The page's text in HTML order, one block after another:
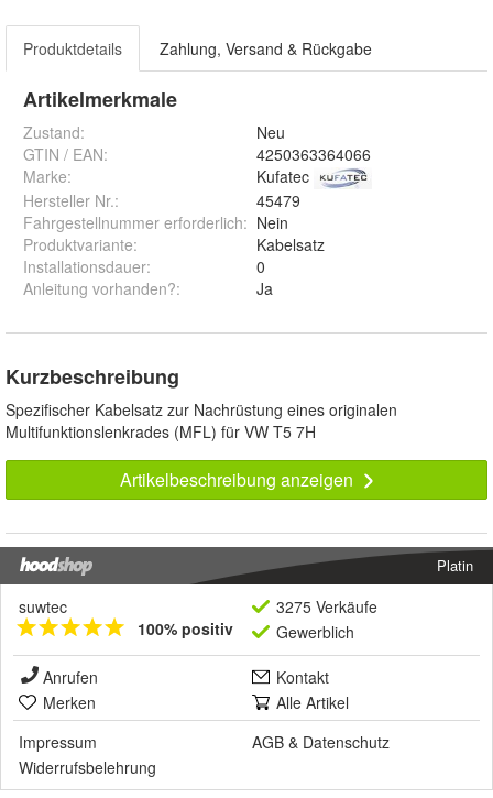
Produktdetails Zahlung, Versand & Rückgabe
Artikelmerkmale
Zustand:
Neu
GTIN / EAN:
4250363364066
Marke:
Kufatec
Hersteller Nr.:
45479
Fahrgestellnummer erforderlich: Nein
Produktvariante:
Kabelsatz
Installationsdauer:
0
Anleitung vorhanden?: Ja
Kurzbeschreibung
Spezifischer Kabelsatz zur Nachrüstung eines originalen
Multifunktionslenkrades (MFL) für VW T5 7H
Artikelbeschreibung anzeigen
Platin
suwtec
100% positiv
3275 Verkäufe
Gewerblich
Anrufen
Kontakt
Merken
Alle Artikel
Impressum
AGB & Datenschutz
Widerrufsbelehrung